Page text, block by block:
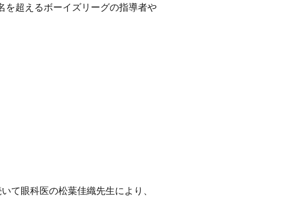
を超えるボーイズリーグの指導者や
て眼科医の松葉佳織先生により、